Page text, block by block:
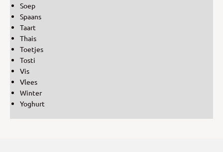
Soep
Spaans
Taart
Thais
Toetjes
Tosti
Vis
Vlees
Winter
Yoghurt